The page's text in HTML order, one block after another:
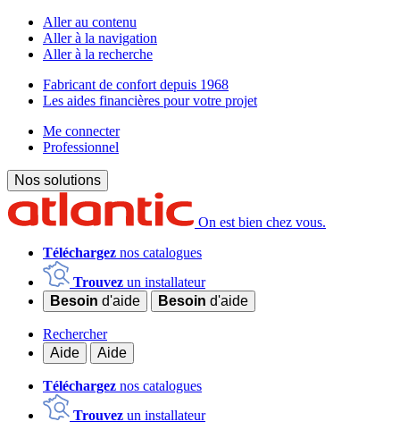
Aller au contenu
Aller à la navigation
Aller à la recherche
Fabricant de confort depuis 1968
Les aides financières pour votre projet
Me connecter
Professionnel
Nos solutions
On est bien chez vous.
Téléchargez nos catalogues
Trouvez un installateur
Besoin d'aide Besoin d'aide
Rechercher
Aide
Aide
Téléchargez nos catalogues
Trouvez un installateur